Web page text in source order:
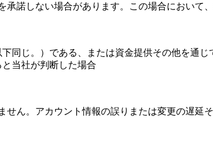
諾しない場合があります。この場合において
同じ。）である、または資金提供その他を通じ
当社が判断した場合
ん。アカウント情報の誤りまたは変更の遅延